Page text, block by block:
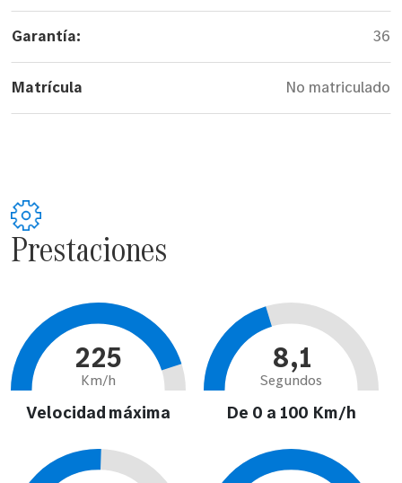
Garantía: 36
Matrícula No matriculado
Prestaciones
225
Km/h
Velocidad máxima
8,1
Segundos
De 0 a 100 Km/h